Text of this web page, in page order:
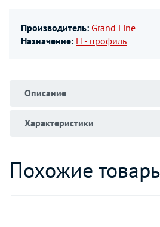
Производитель: Grand Line
Назначение: Н - профиль
Описание
Характеристики
Похожие